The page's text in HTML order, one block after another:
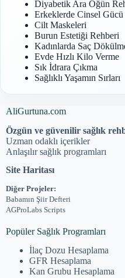
Diyabetik Ara Öğün
Erkeklerde Cinsel
Cilt Maskeleri
Burun Estetiği Rehberi
Kadınlarda Saç
Evde Hızlı Kilo Verme
Sık İdrara Çıkma
Sağlıklı Yaşamın Sırları
AliGurtuna.com
Özgün ve güvenilir sağlık
Uzman odaklı içerikler
Anlaşılır sağlık programları
Site Haritası
Diğer Projeler:
Babamın Şiir Defteri
AGProLabs Scripts
Popüler Sağlık Programları
İlaç Dozu Hesaplama
GFR Hesaplama
Kan Grubu Hesaplama